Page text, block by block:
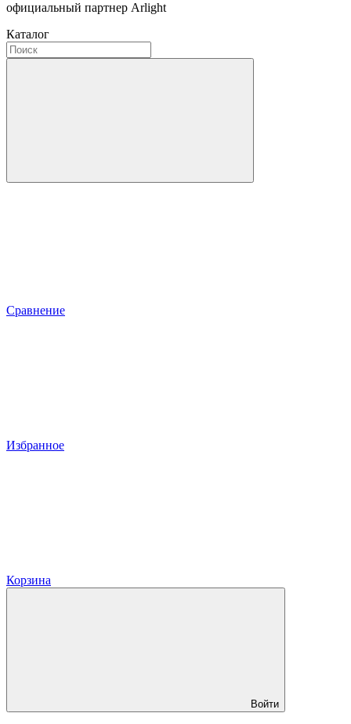
официальный партнер Arlight
Каталог
Сравнение
Избранное
Корзина
Войти